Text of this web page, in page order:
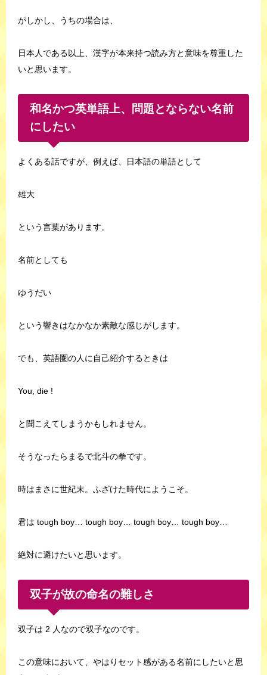
がしかし、うちの場合は、
日本人である以上、漢字が本来持つ読み方と意味を尊重した
いと思います。
和名かつ英単語上、問題とならない名前
にしたい
よくある話ですが、例えば、日本語の単語として
雄大
という言葉があります。
名前としても
ゆうだい
という響きはなかなか素敵な感じがします。
でも、英語圏の人に自己紹介するときは
You, die !
と聞こえてしまうかもしれません。
そうなったらまるで北斗の拳です。
時はまさに世紀末。ふざけた時代にようこそ。
君は tough boy… tough boy… tough boy… tough boy…
絶対に避けたいと思います。
双子が故の命名の難しさ
双子は 2 人なので双子なのです。
この意味において、やはりセット感がある名前にしたいと思